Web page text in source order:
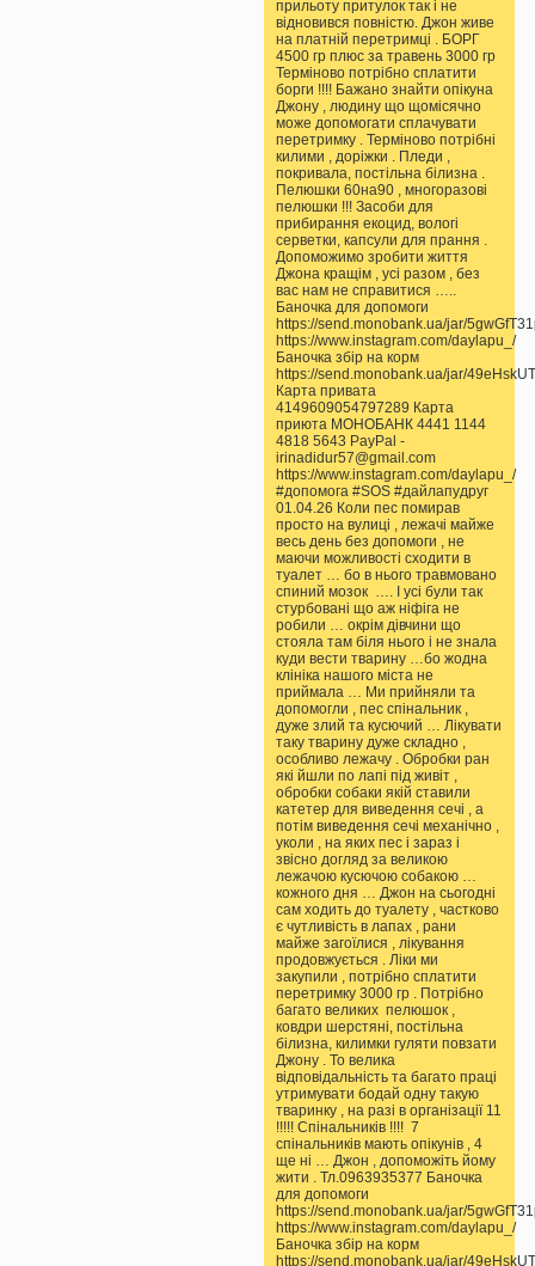
прильоту притулок так і не
відновився повністю. Джон живе
на платній перетримці . БОРГ
4500 гр плюс за травень 3000 гр
Терміново потрібно сплатити
борги !!!! Бажано знайти опікуна
Джону , людину що щомісячно
може допомогати сплачувати
перетримку . Терміново потрібні
килими , доріжки . Пледи ,
покривала, постільна білизна .
Пелюшки 60на90 , многоразові
пелюшки !!! Засоби для
прибирання екоцид, вологі
серветки, капсули для прання .
Допоможимо зробити життя
Джона кращім , усі разом , без
вас нам не справитися …..
Баночка для допомоги
https://send.monobank.ua/jar/
https://www.instagram.com/daylapu_/
Баночка збір на корм
https://send.monobank.ua/jar/
Карта привата
4149609054797289 Карта
приюта МОНОБАНК 4441 1144
4818 5643 PayPal -
irinadidur57@gmail.com
https://www.instagram.com/daylapu_/
#допомога #SOS #дайлапудруг
01.04.26 Коли пес помирав
просто на вулиці , лежачі майже
весь день без допомоги , не
маючи можливості сходити в
туалет … бо в нього травмовано
спиний мозок …. І усі були так
стурбовані що аж ніфіга не
робили … окрім дівчини що
стояла там біля нього і не знала
куди вести тварину …бо жодна
клініка нашого міста не
приймала … Ми прийняли та
допомогли , пес спінальник ,
дуже злий та кусючий … Лікувати
таку тварину дуже складно ,
особливо лежачу . Обробки ран
які йшли по лапі під живіт ,
обробки собаки якій ставили
катетер для виведення сечі , а
потім виведення сечі механічно ,
уколи , на яких пес і зараз і
звісно догляд за великою
лежачою кусючою собакою …
кожного дня … Джон на сьогодні
сам ходить до туалету , частково
є чутливість в лапах , рани
майже загоїлися , лікування
продовжується . Ліки ми
закупили , потрібно сплатити
перетримку 3000 гр . Потрібно
багато великих пелюшок ,
ковдри шерстяні, постільна
білизна, килимки гуляти повзати
Джону . То велика
відповідальність та багато праці
утримувати бодай одну такую
тваринку , на разі в організації 11
!!!!! Спінальників !!!! 7
спінальників мають опікунів , 4
ще ні … Джон , допоможіть йому
жити . Тл.0963935377 Баночка
для допомоги
https://send.monobank.ua/jar/
https://www.instagram.com/daylapu_/
Баночка збір на корм
https://send.monobank.ua/jar/